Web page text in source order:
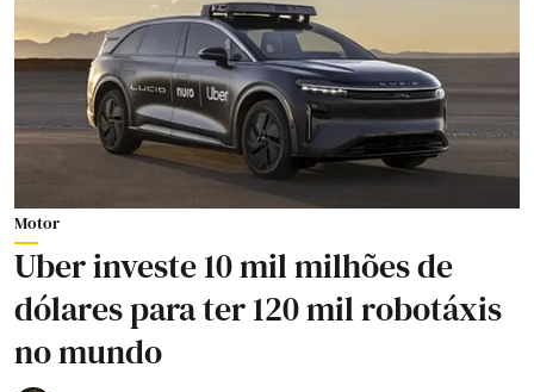
Motor
Uber investe 10 mil milhões de
dólares para ter 120 mil robotáxis
no mundo